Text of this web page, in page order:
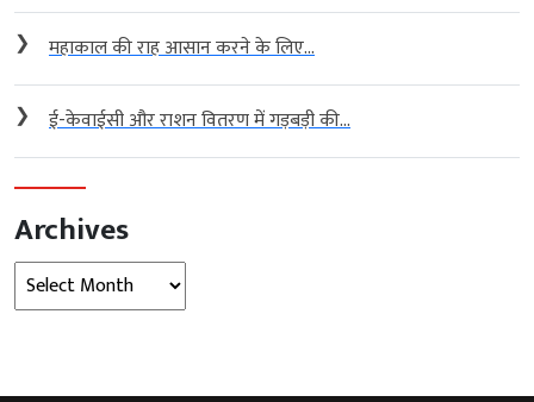
❯ महाकाल की राह आसान करने के लिए...
❯ ई-केवाईसी और राशन वितरण में गड़बड़ी की...
Archives
Archives